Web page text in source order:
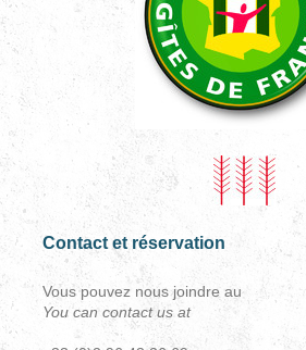
Contact et réservation
Vous pouvez nous joindre au
You can contact us at